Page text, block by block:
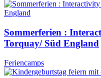
Sommerferien :
Torquay/ Süd England
Feriencamps